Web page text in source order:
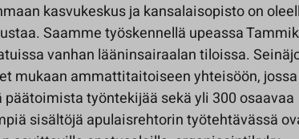
kasvukeskus ja kansalaisopisto on
Saamme työskennellä upeassa
vanhan lääninsairaalan tiloissa.
mukaan ammattitaitoiseen yhteisöön, jossa
työntekijää sekä yli 300 osaavaa
sisältöjä apulaisrehtorin työtehtävässä